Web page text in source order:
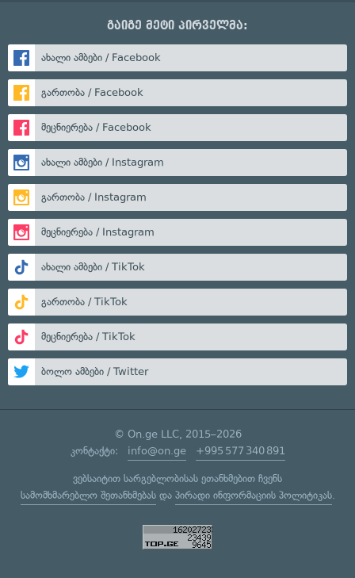
გაიგე მეტი პირველმა:
ახალი ამბები / Facebook
გართობა / Facebook
მეცნიერება / Facebook
ახალი ამბები / Instagram
გართობა / Instagram
მეცნიერება / Instagram
ახალი ამბები / TikTok
გართობა / TikTok
მეცნიერება / TikTok
ბოლო ამბები / Twitter
© On.ge LLC, 2015–2026
კონტაქტი: info@on.ge +995 577 340 891
ვებსაიტით სარგებლობისას ეთანხმებით ჩვენს
სამომხმარებლო შეთანხმებასდა პირადი ინფორმაციის პოლიტიკას.